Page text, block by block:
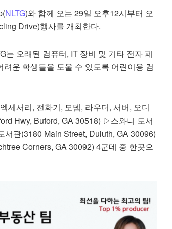
NLTG)와 함께 오는 29일 오후12시부터 오
Drive)행사를 개최한다.
는 오래된 컴퓨터, IT 장비 및 기타 전자 폐
운 학생들을 도울 수 있도록 어린이용 컴
세서리, 전화기, 모뎀, 라우더, 서버, 오디
Hwy, Buford, GA 30518) ▷스와니 도서
관(3180 Main Street, Duluth, GA 30096)
Corners, GA 30092) 4군데 중 한곳으